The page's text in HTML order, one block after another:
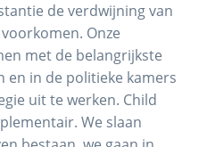
de verdwijning van
Onze
met de belangrijkste
in de politieke kamers
uit te werken. Child
We slaan